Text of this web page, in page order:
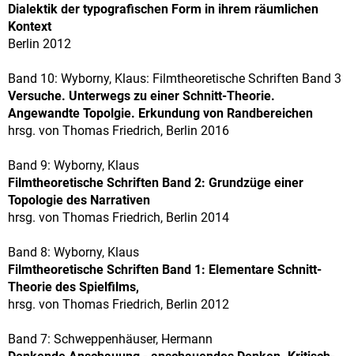
Dialektik der typografischen Form in ihrem räumlichen
Kontext
Berlin 2012
Band 10: Wyborny, Klaus: Filmtheoretische Schriften Band 3
Versuche. Unterwegs zu einer Schnitt-Theorie.
Angewandte Topolgie. Erkundung von Randbereichen
hrsg. von Thomas Friedrich, Berlin 2016
Band 9: Wyborny, Klaus
Filmtheoretische Schriften Band 2: Grundzüge einer
Topologie des Narrativen
hrsg. von Thomas Friedrich, Berlin 2014
Band 8: Wyborny, Klaus
Filmtheoretische Schriften Band 1: Elementare Schnitt-
Theorie des Spielfilms,
hrsg. von Thomas Friedrich, Berlin 2012
Band 7: Schweppenhäuser, Hermann